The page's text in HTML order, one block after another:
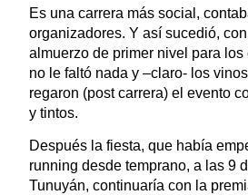
Es una carrera más social,
organizadores. Y así sucedió,
almuerzo de primer nivel para los
no le faltó nada y –claro- los
regaron (post carrera) el evento
y tintos.
Después la fiesta, que había
running desde temprano, a las 9
Tunuyán, continuaría con la